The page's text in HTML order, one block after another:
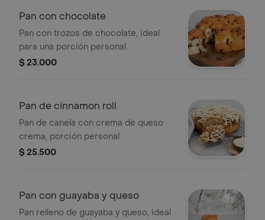
Pan con chocolate
Pan con trozos de chocolate, ideal
para una porción personal.
$ 23.000
Pan de cinnamon roll
Pan de canela con crema de queso
crema, porción personal.
$ 25.500
Pan con guayaba y queso
Pan relleno de guayaba y queso, ideal